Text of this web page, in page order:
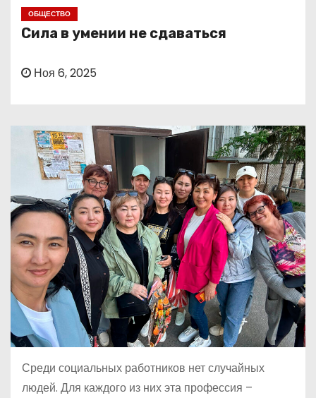
ОБЩЕСТВО
Сила в умении не сдаваться
Ноя 6, 2025
Среди социальных работников нет случайных
людей. Для каждого из них эта профессия –